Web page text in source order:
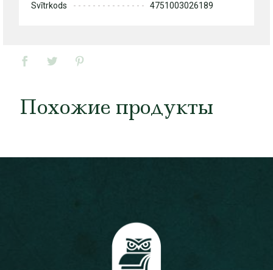
Svītrkods 4751003026189
Похожие продукты